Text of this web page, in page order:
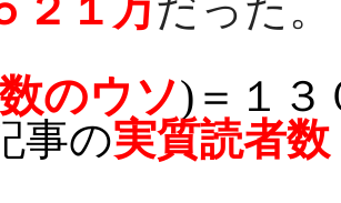
のウソ) ＝１
事の実質読者数